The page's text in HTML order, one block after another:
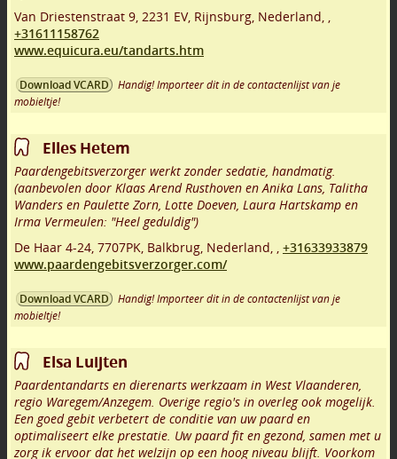
Van Driestenstraat 9 2231 EV, Rijnsburg Nederland,
+31611158762
www.equicura.eu/tandarts.htm
Download VCARD
Handig! Importeer dit in de contactenlijst van je
mobieltje!
Elles Hetem
Paardengebitsverzorger werkt zonder sedatie, handmatig.
(aanbevolen door Klaas Arend Rusthoven en Anika Lans, Talitha
Wanders en Paulette Zorn, Lotte Doeven, Laura Hartskamp en
Irma Vermeulen: "Heel geduldig")
De Haar 4-24 7707PK Balkbrug Nederland,
+31633933879
www.paardengebitsverzorger.com/
Download VCARD
Handig! Importeer dit in de contactenlijst van je
mobieltje!
Elsa Luijten
Paardentandarts en dierenarts werkzaam in West Vlaanderen,
regio Waregem/Anzegem. Overige regio's in overleg ook mogelijk.
Een goed gebit verbetert de conditie van uw paard en
optimaliseert elke prestatie. Uw paard fit en gezond, samen met u
zorg ik ervoor dat het welzijn op een hoog niveau blijft. Voorkom